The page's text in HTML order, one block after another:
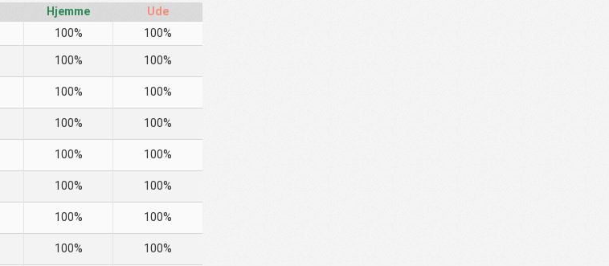
Hjemme
Ude
100% 100%
100% 100%
100% 100%
100% 100%
100% 100%
100% 100%
100% 100%
100% 100%